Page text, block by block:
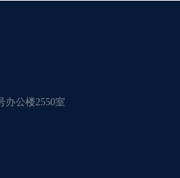
办公楼2550室